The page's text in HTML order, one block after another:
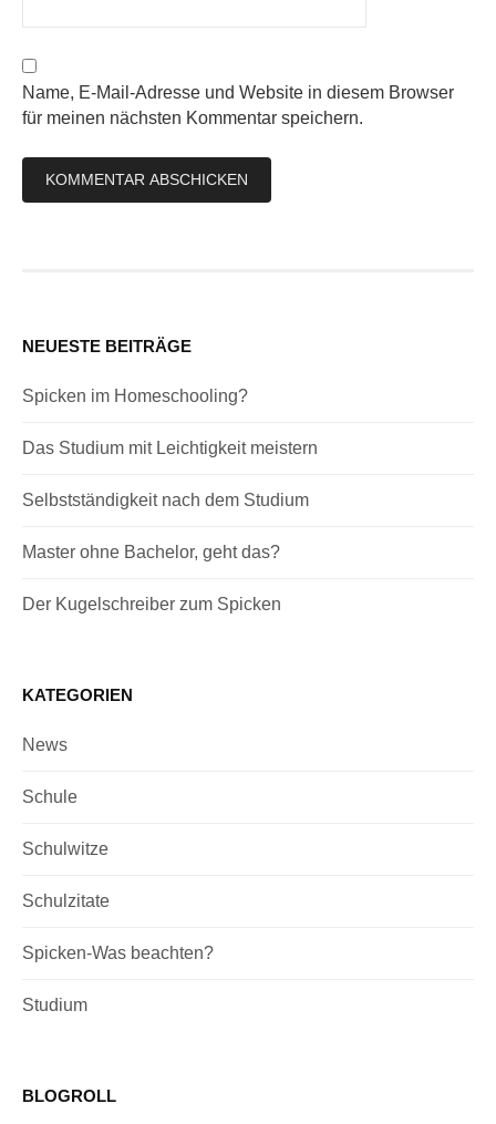
Name, E-Mail-Adresse und Website in diesem Browser
für meinen nächsten Kommentar speichern.
NEUESTE BEITRÄGE
Spicken im Homeschooling?
Das Studium mit Leichtigkeit meistern
Selbstständigkeit nach dem Studium
Master ohne Bachelor, geht das?
Der Kugelschreiber zum Spicken
KATEGORIEN
News
Schule
Schulwitze
Schulzitate
Spicken-Was beachten?
Studium
BLOGROLL